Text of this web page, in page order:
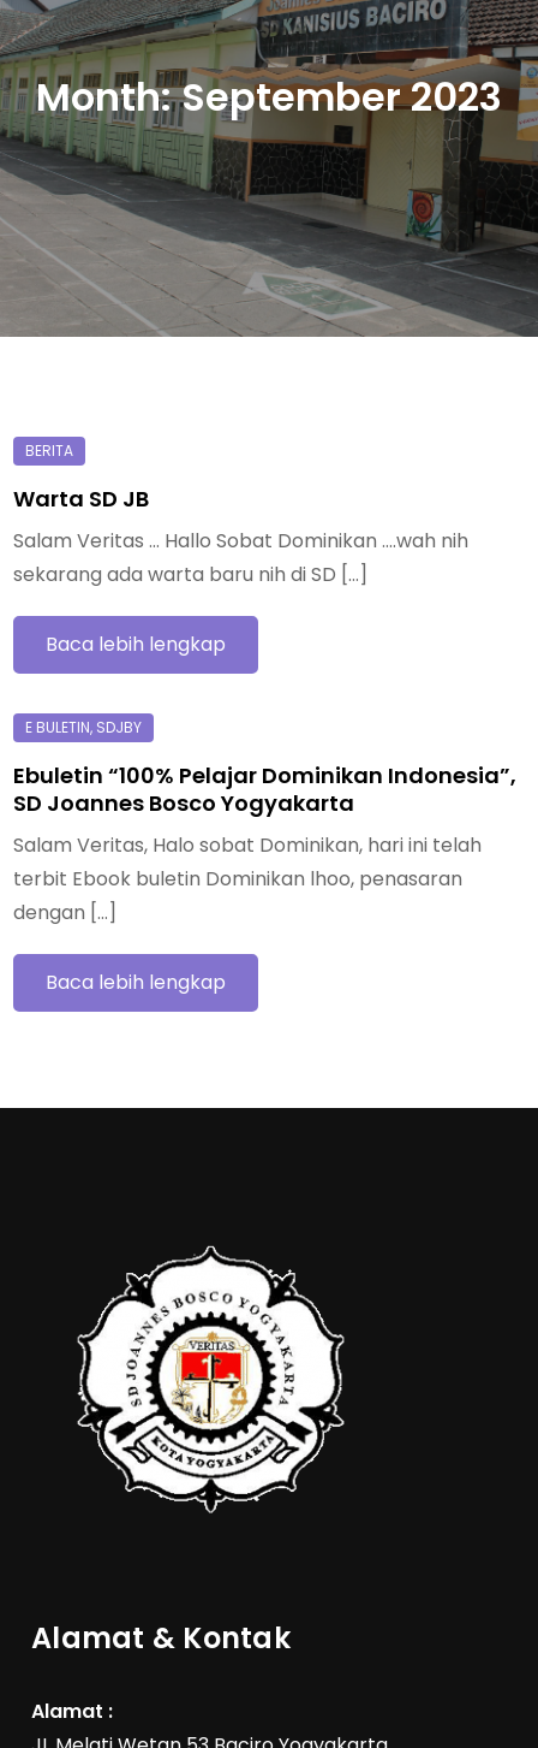
Month:September 2023
Warta SD JB
Salam Veritas … Hallo Sobat Dominikan ….wah nih
sekarang ada warta baru nih di SD […]
Baca lebih lengkap
Ebuletin “100% Pelajar Dominikan Indonesia”,
SD Joannes Bosco Yogyakarta
Salam Veritas, Halo sobat Dominikan, hari ini telah
terbit Ebook buletin Dominikan lhoo, penasaran
dengan […]
Baca lebih lengkap
Alamat & Kontak
Alamat :